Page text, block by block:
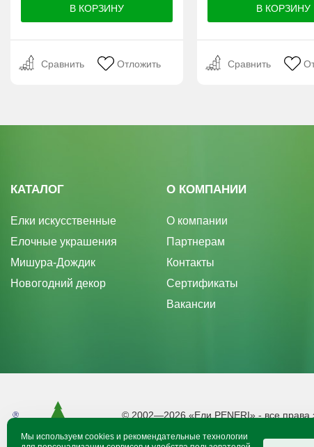
Сравнить Отложить Сравнить
КАТАЛОГ
Елки искусственные
Елочные украшения
Мишура-Дождик
Новогодний декор
О КОМПАНИИ
О компании
Партнерам
Контакты
Сертификаты
Вакансии
© 2002—2026 «Ели PENERI» - все
Производитель оставляет за собой
Информация размещенная на сайте не
Мы используем cookies и рекомендательные технологии